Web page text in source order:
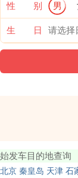
性 别 男
生 日
始发车目的地查询
北京 秦皇岛 天津 石